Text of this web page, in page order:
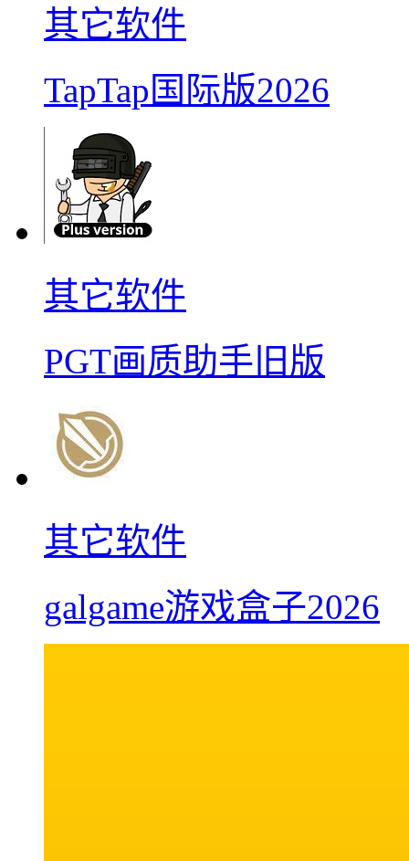
其它软件
TapTap国际版2026
其它软件
PGT画质助手旧版
其它软件
galgame游戏盒子2026